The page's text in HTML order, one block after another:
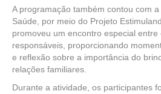
A programação também contou com
Saúde, por meio do Projeto
promoveu um encontro especial entre
responsáveis, proporcionando
e reflexão sobre a importância do
relações familiares.
Durante a atividade, os participantes